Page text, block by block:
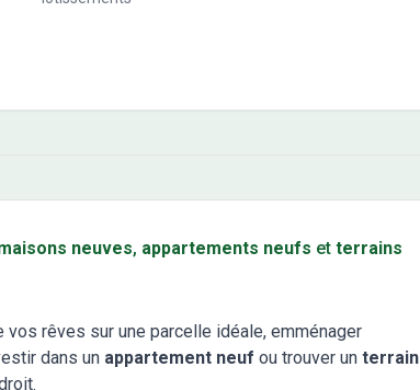
neuves, appartements neufs et terrains
vos rêves sur une parcelle idéale, emménager
dans un appartement neuf ou trouver un terrain